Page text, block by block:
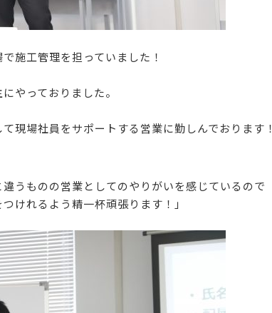
施工管理を担っていました！
やっておりました。
現場社員をサポートする営業に勤しんでおります！
うものの営業としてのやりがいを感じているので
けれるよう精一杯頑張ります！」